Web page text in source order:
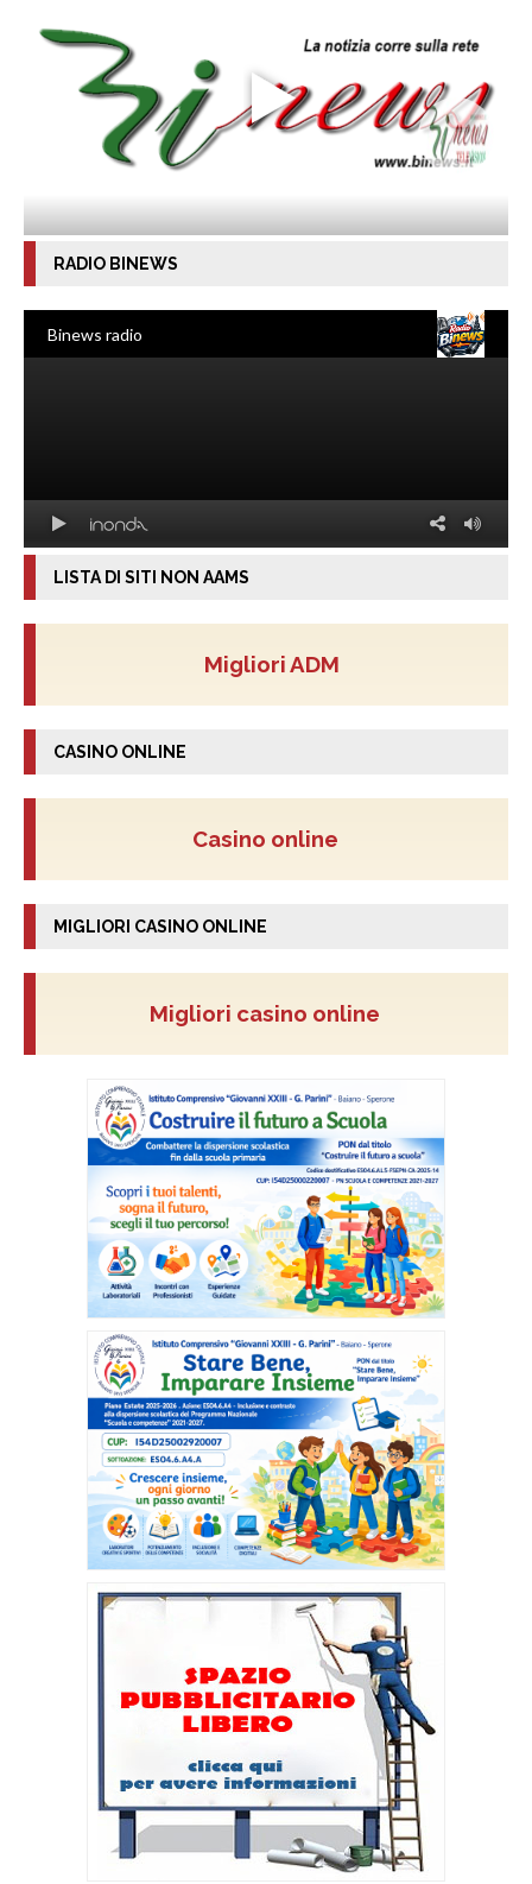
RADIO BINEWS
LISTA DI SITI NON AAMS
Migliori ADM
CASINO ONLINE
Casino online
MIGLIORI CASINO ONLINE
Migliori casino online